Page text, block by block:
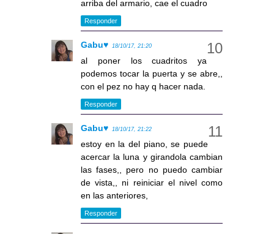
arriba del armario, cae el cuadro
Responder
Gabu♥ 18/10/17, 21:20
al poner los cuadritos ya
podemos tocar la puerta y se abre,,
con el pez no hay q hacer nada.
Responder
Gabu♥ 18/10/17, 21:22
estoy en la del piano, se puede
acercar la luna y girandola cambian
las fases,, pero no puedo cambiar
de vista,, ni reiniciar el nivel como
en las anteriores,
Responder